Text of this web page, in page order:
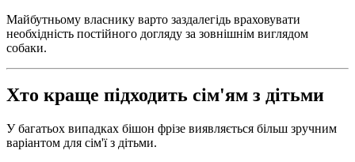
Майбутньому власнику варто заздалегідь враховувати
необхідність постійного догляду за зовнішнім виглядом
собаки.
Хто краще підходить сім'ям з дітьми
У багатьох випадках бішон фрізе виявляється більш зручним
варіантом для сім'ї з дітьми.